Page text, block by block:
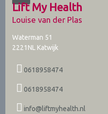
Lift My Health
Louise van der Plas
Waterman 51
2221NL Katwijk
0618958474
0618958474
info@liftmyhealth.nl